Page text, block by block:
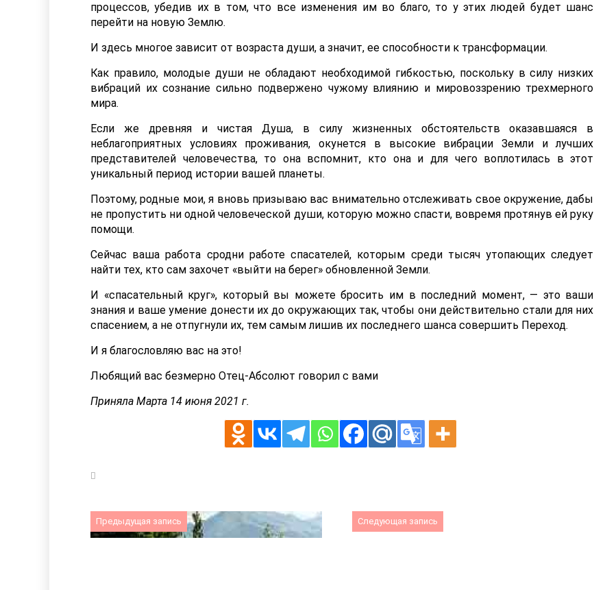
процессов, убедив их в том, что все изменения им во благо, то у этих людей будет шанс
перейти на новую Землю.
И здесь многое зависит от возраста души, а значит, ее способности к трансформации.
Как правило, молодые души не обладают необходимой гибкостью, поскольку в силу низких
вибраций их сознание сильно подвержено чужому влиянию и мировоззрению трехмерного
мира.
Если же древняя и чистая Душа, в силу жизненных обстоятельств оказавшаяся в
неблагоприятных условиях проживания, окунется в высокие вибрации Земли и лучших
представителей человечества, то она вспомнит, кто она и для чего воплотилась в этот
уникальный период истории вашей планеты.
Поэтому, родные мои, я вновь призываю вас внимательно отслеживать свое окружение, дабы
не пропустить ни одной человеческой души, которую можно спасти, вовремя протянув ей руку
помощи.
Сейчас ваша работа сродни работе спасателей, которым среди тысяч утопающих следует
найти тех, кто сам захочет «выйти на берег» обновленной Земли.
И «спасательный круг», который вы можете бросить им в последний момент, — это ваши
знания и ваше умение донести их до окружающих так, чтобы они действительно стали для них
спасением, а не отпугнули их, тем самым лишив их последнего шанса совершить Переход.
И я благословляю вас на это!
Любящий вас безмерно Отец-Абсолют говорил с вами
Приняла Марта 14 июня 2021 г.
Предыдущая запись Следующая запись